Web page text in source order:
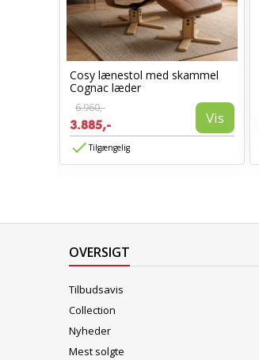
Cosy lænestol med skammel
Cognac læder
6.960,-
3.885,- Vis
Tilgængelig
OVERSIGT
Tilbudsavis
Collection
Nyheder
Mest solgte